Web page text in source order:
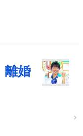
離婚